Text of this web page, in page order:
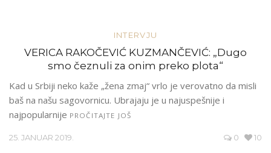
INTERVJU
VERICA RAKOČEVIĆ KUZMANČEVIĆ: „Dugo
smo čeznuli za onim preko plota“
Kad u Srbiji neko kaže „žena zmaj“ vrlo je verovatno da misli
baš na našu sagovornicu. Ubrajaju je u najuspešnije i
najpopularnije PROČITAJTE JOŠ
25. JANUAR 2019. 0 10